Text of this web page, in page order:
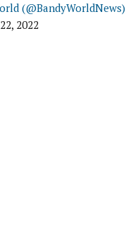
(@BandyWorldNews)
2022